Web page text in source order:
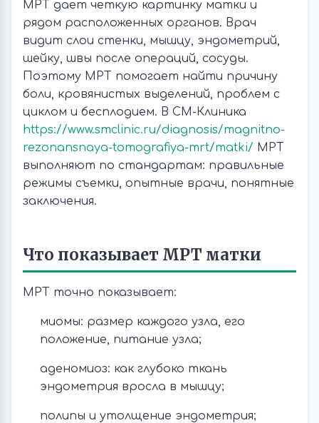
МРТ дает четкую картинку матки и
рядом расположенных органов. Врач
видит слои стенки, мышцу, эндометрий,
шейку, швы после операций, сосуды.
Поэтому МРТ помогает найти причину
боли, кровянистых выделений, проблем с
циклом и бесплодием. В СМ-Клиника
https://www.smclinic.ru/diagnosis/magnitno-
rezonansnaya-tomografiya-mrt/matki/ МРТ
выполняют по стандартам: правильные
режимы съемки, опытные врачи, понятные
заключения.
Что показывает МРТ матки
МРТ точно показывает:
миомы: размер каждого узла, его
положение, питание узла;
аденомиоз: как глубоко ткань
эндометрия вросла в мышцу;
полипы и утолщение эндометрия;